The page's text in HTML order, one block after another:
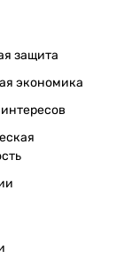
защита
экономика